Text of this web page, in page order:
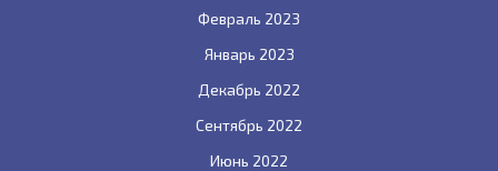
Февраль 2023
Январь 2023
Декабрь 2022
Сентябрь 2022
Июнь 2022